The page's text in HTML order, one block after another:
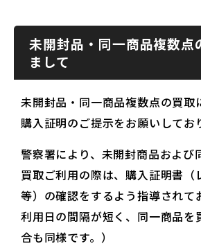
未開封品・同一商品複数点
まして
未開封品・同一商品複数点の買取
購入証明のご提示をお願いしてお
警察署により、未開封商品および
買取ご利用の際は、購入証明書（
等）の確認をするよう指導され
利用日の間隔が短く、同一商品を
合も同様です。）